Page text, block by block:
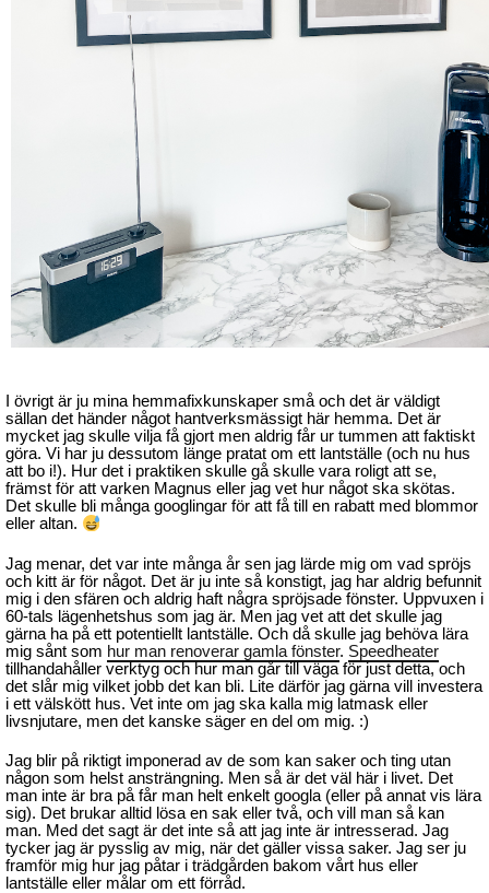
I övrigt är ju mina hemmafixkunskaper små och det är väldigt
sällan det händer något hantverksmässigt här hemma. Det är
mycket jag skulle vilja få gjort men aldrig får ur tummen att faktiskt
göra. Vi har ju dessutom länge pratat om ett lantställe (och nu hus
att bo i!). Hur det i praktiken skulle gå skulle vara roligt att se,
främst för att varken Magnus eller jag vet hur något ska skötas.
Det skulle bli många googlingar för att få till en rabatt med blommor
eller altan.
Jag menar, det var inte många år sen jag lärde mig om vad spröjs
och kitt är för något. Det är ju inte så konstigt, jag har aldrig befunnit
mig i den sfären och aldrig haft några spröjsade fönster. Uppvuxen i
60-tals lägenhetshus som jag är. Men jag vet att det skulle jag
gärna ha på ett potentiellt lantställe. Och då skulle jag behöva lära
mig sånt som hur man renoverar gamla fönster. Speedheater
tillhandahåller verktyg och hur man går till väga för just detta, och
det slår mig vilket jobb det kan bli. Lite därför jag gärna vill investera
i ett välskött hus. Vet inte om jag ska kalla mig latmask eller
livsnjutare, men det kanske säger en del om mig. :)
Jag blir på riktigt imponerad av de som kan saker och ting utan
någon som helst ansträngning. Men så är det väl här i livet. Det
man inte är bra på får man helt enkelt googla (eller på annat vis lära
sig). Det brukar alltid lösa en sak eller två, och vill man så kan
man. Med det sagt är det inte så att jag inte är intresserad. Jag
tycker jag är pysslig av mig, när det gäller vissa saker. Jag ser ju
framför mig hur jag påtar i trädgården bakom vårt hus eller
lantställe eller målar om ett förråd.